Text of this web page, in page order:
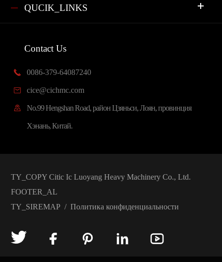
QUCIK_LINKS
Contact Us
 0086-379-64087240
 cice@cichmc.com

No.99 Hengshan Road, район Цзяньси, Лоян, провинция
Хэнань, Китай.
TY_COPY Citic Ic Luoyang Heavy Machinery Co., Ltd.
FOOTER_AL
TY_SIREMAP/ Политика конфиденциальности